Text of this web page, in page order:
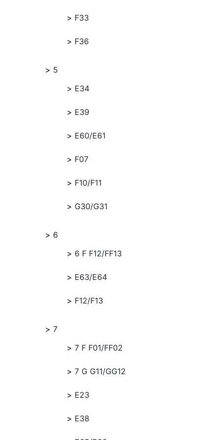
F33
F36
5
E34
E39
E60/E61
F07
F10/F11
G30/G31
6
6 F F12/FF13
E63/E64
F12/F13
7
7 F F01/FF02
7 G G11/GG12
E23
E38